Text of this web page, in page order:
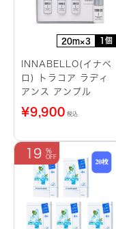
20m×3 1個
INNABELLO(イナベ
ロ) トラコア ラディ
アンス アンプル
¥9,900 税込
19